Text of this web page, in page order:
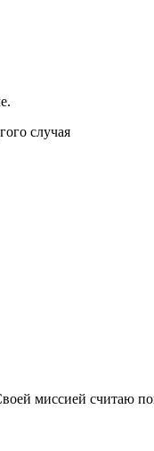
случая
миссией считаю